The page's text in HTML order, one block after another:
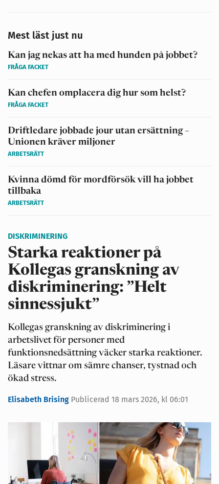
Mest läst just nu
Kan jag nekas att ha med hunden på jobbet?
FRÅGA FACKET
Kan chefen omplacera dig hur som helst?
FRÅGA FACKET
Driftledare jobbade jour utan ersättning –
Unionen kräver miljoner
ARBETSRÄTT
Kvinna dömd för mordförsök vill ha jobbet
tillbaka
ARBETSRÄTT
DISKRIMINERING
Starka reaktioner på
Kollegas granskning av
diskriminering: ”Helt
sinnessjukt”
Kollegas granskning av diskriminering i
arbetslivet för personer med
funktionsnedsättning väcker starka reaktioner.
Läsare vittnar om sämre chanser, tystnad och
ökad stress.
Elisabeth Brising Publicerad 18 mars 2026, kl 06:01